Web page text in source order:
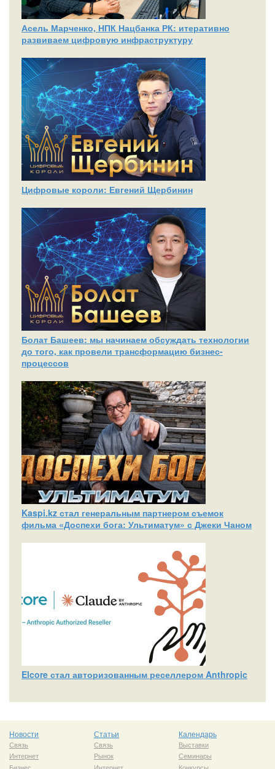
Асель Марченко, НПК Нацбанка РК: итеративно
развиваем цифровую инфраструктуру
Цифровые короли: Евгений Щербинин
Болат Башеев: мы начинаем обсуждать технологии
до того, как провели трансформацию бизнес-
процессов
Kaspi.kz стал генеральным партнером съемок
фильма «Доспехи бога: Ультиматум» с Джеки Чаном
Elcore стал авторизованным реселлером Anthropic
Новости
Связь
Интернет
Бизнес
Статьи
Связь
Рынок
Интернет
Календарь
Выставки
Семинары
Конкурсы